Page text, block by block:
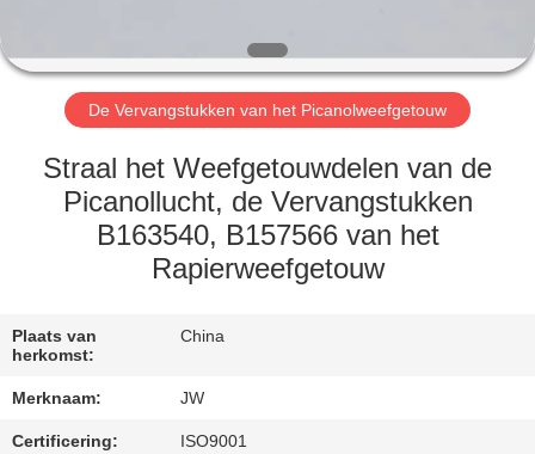
FABRIEKSREIS
KWALITEITSCONTROLE
CONTACTEER
NIEUWS
De Vervangstukken van het Picanolweefgetouw
Straal het Weefgetouwdelen van de
Picanollucht, de Vervangstukken
B163540, B157566 van het
Rapierweefgetouw
Plaats van
herkomst:
China
Merknaam: JW
Certificering: ISO9001